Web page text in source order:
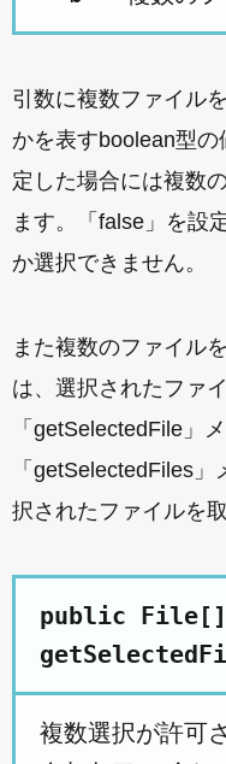
引数に複数ファイル
かを表すboolean型
定した場合には複数
ます。「false」を設
か選択できません。
また複数のファイル
は、選択されたファ
「getSelectedFile」
「getSelectedFiles
択されたファイルを
public File[]
複数選択が許可